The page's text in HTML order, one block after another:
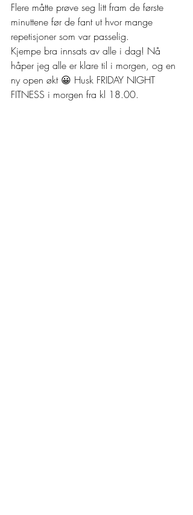
Flere måtte prøve seg litt fram de første
minuttene før de fant ut hvor mange
repetisjoner som var passelig.
Kjempe bra innsats av alle i dag! Nå
håper jeg alle er klare til i morgen, og en
ny open økt 😀 Husk FRIDAY NIGHT
FITNESS i morgen fra kl 18.00.